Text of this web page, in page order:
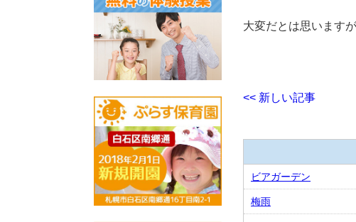
大変だとは思います
<< 新しい記事
ビアガーデン
梅雨